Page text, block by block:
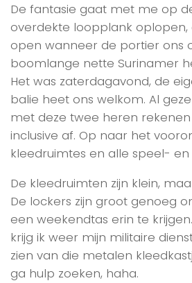
De fantasie gaat met me op
overdekte loopplank oplopen,
open wanneer de portier ons
boomlange nette Surinamer
Het was zaterdagavond, de
balie heet ons welkom. Al
met deze twee heren
inclusive af. Op naar het
kleedruimtes en alle speel-
De kleedruimten zijn klein,
De lockers zijn groot genoeg
een weekendtas erin te
krijg ik weer mijn militaire
zien van die metalen
ga hulp zoeken, haha.